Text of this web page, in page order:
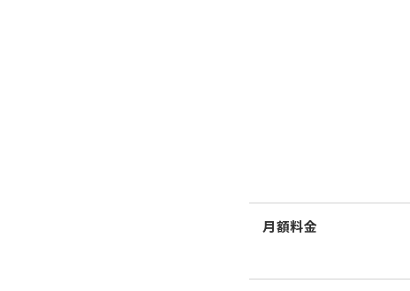
月額料金